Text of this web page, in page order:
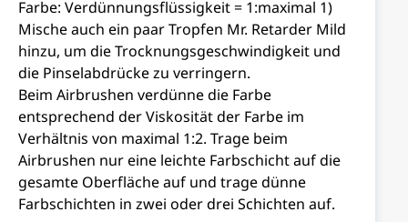
Farbe: Verdünnungsflüssigkeit = 1:maximal 1)
Mische auch ein paar Tropfen Mr. Retarder Mild
hinzu, um die Trocknungsgeschwindigkeit und
die Pinselabdrücke zu verringern.
Beim Airbrushen verdünne die Farbe
entsprechend der Viskosität der Farbe im
Verhältnis von maximal 1:2. Trage beim
Airbrushen nur eine leichte Farbschicht auf die
gesamte Oberfläche auf und trage dünne
Farbschichten in zwei oder drei Schichten auf.